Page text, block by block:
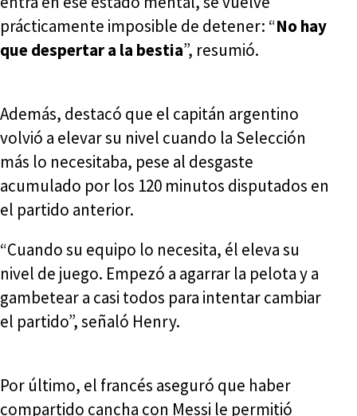
prácticamente imposible de detener: “No hay
que despertar a la bestia”, resumió.
Además, destacó que el capitán argentino
volvió a elevar su nivel cuando la Selección
más lo necesitaba, pese al desgaste
acumulado por los 120 minutos disputados en
el partido anterior.
“Cuando su equipo lo necesita, él eleva su
nivel de juego. Empezó a agarrar la pelota y a
gambetear a casi todos para intentar cambiar
el partido”, señaló Henry.
Por último, el francés aseguró que haber
compartido cancha con Messi le permitió